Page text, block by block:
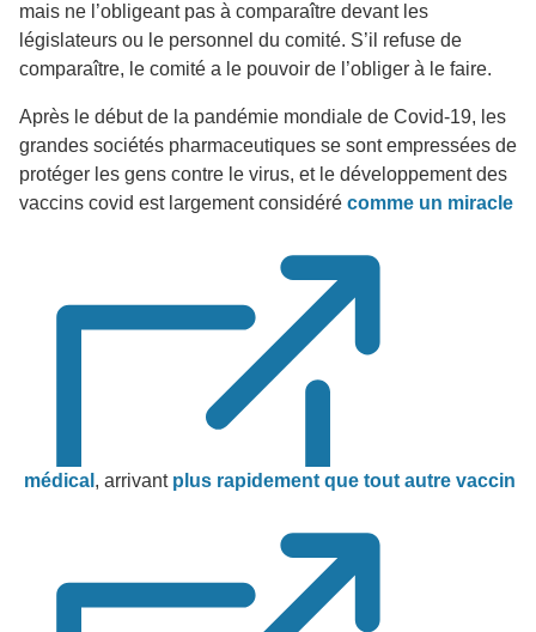
mais ne l’obligeant pas à comparaître devant les
législateurs ou le personnel du comité. S’il refuse de
comparaître, le comité a le pouvoir de l’obliger à le faire.
Après le début de la pandémie mondiale de Covid-19, les
grandes sociétés pharmaceutiques se sont empressées de
protéger les gens contre le virus, et le développement des
vaccins covid est largement considéré comme un miracle
médical , arrivant plus rapidement que tout autre vaccin